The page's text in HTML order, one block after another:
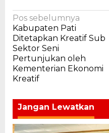
Navigasi
pos
Pos sebelumnya
Kabupaten Pati
Ditetapkan Kreatif Sub
Sektor Seni
Pertunjukan oleh
Kementerian Ekonomi
Kreatif
Jangan Lewatkan